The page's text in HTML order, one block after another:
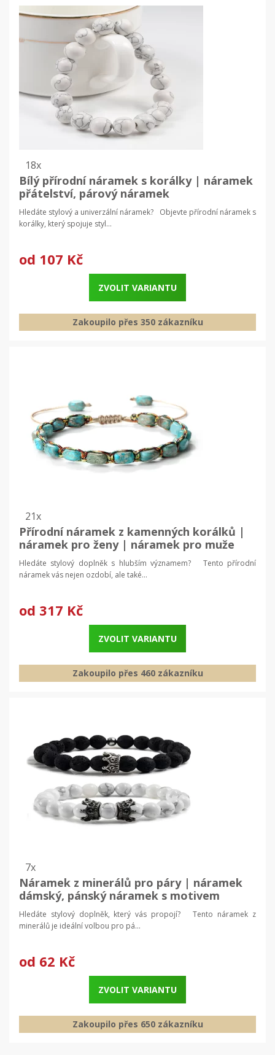
18x
Bílý přírodní náramek s korálky | náramek
přátelství, párový náramek
Hledáte stylový a univerzální náramek? Objevte přírodní náramek s
korálky, který spojuje styl...
od 107 Kč
ZVOLIT VARIANTU
Zakoupilo přes 350 zákazníku
21x
Přírodní náramek z kamenných korálků |
náramek pro ženy | náramek pro muže
Hledáte stylový doplněk s hlubším významem? Tento přírodní
náramek vás nejen ozdobí, ale také...
od 317 Kč
ZVOLIT VARIANTU
Zakoupilo přes 460 zákazníku
7x
Náramek z minerálů pro páry | náramek
dámský, pánský náramek s motivem
korunky
Hledáte stylový doplněk, který vás propojí? Tento náramek z
minerálů je ideální volbou pro pá...
od 62 Kč
ZVOLIT VARIANTU
Zakoupilo přes 650 zákazníku